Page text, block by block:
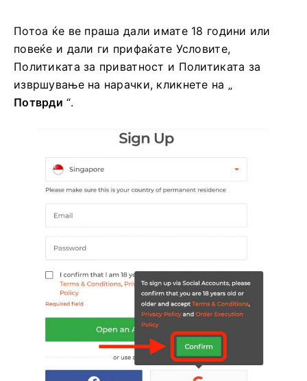
Потоа ќе ве праша дали имате 18 години или
повеќе и дали ги прифаќате Условите,
Политиката за приватност и Политиката за
извршување на нарачки, кликнете на „
Потврди “.